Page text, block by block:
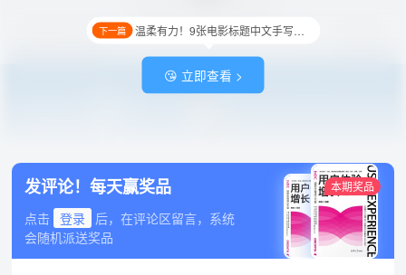
😘 立即查看 >
下一篇 温柔有力！9张电影标题中文手写字体设计
发评论！每天赢奖品
点击 登录
后，在评论区留言，系统
会随机派送奖品
本期奖品